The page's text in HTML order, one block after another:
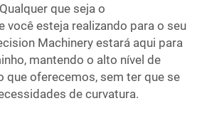
que seja o
você esteja realizando para o seu
Machinery estará aqui para
mantendo o alto nível de
que oferecemos, sem ter que se
de curvatura.